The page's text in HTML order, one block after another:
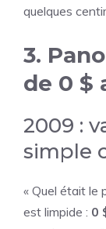
quelques
3.
de 0 $
2009 :
simple
« Quel était le
est limpide : 0